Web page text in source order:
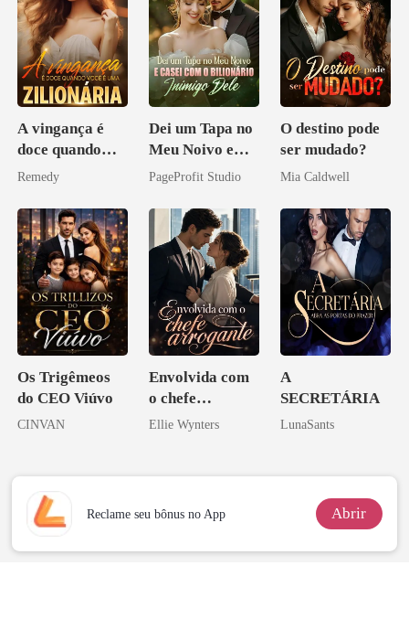
A vingança é
doce quando
você é uma
Remedy
Dei um Tapa no
Meu Noivo e
Casei com o
Inimigo Dele
PageProfit Studio
O destino pode
ser mudado?
Mia Caldwell
Os Trigêmeos
do CEO Viúvo
CINVAN
Envolvida com
o chefe
arrogante
Ellie Wynters
A
SECRETÁRIA
LunaSants
Reclame seu bônus no App Abrir